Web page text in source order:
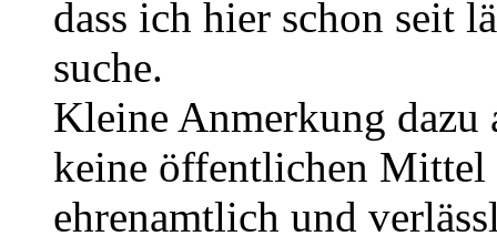
dass ich hier schon seit
suche.
Kleine Anmerkung
keine öffentlichen Mittel
ehrenamtlich und